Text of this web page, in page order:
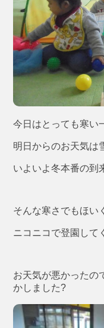
今日はとっても寒い
明日からのお天気は
いよいよ冬本番の到
そんな寒さでもほい
ニコニコで登園して
お天気が悪かったの
かしました?